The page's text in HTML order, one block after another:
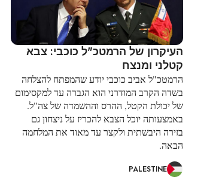
העיקרון של הרמטכ"ל כוכבי: צבא
קטלני ומנצח
הרמטכ"ל אביב כוכבי יודע שהמפתח להצלחה
בשדה הקרב המודרני הוא הגברה עד למקסימום
של יכולת הקטל, ההרס וההשמדה של צה"ל.
באמצעותה יוכל הצבא להכריז על ניצחון גם
בזירה היבשתית ולקצר עד מאוד את המלחמה
הבאה.
PALESTINE